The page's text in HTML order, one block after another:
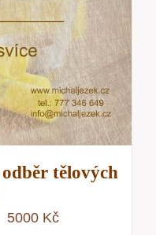
tělových
5000 KčRozpětí